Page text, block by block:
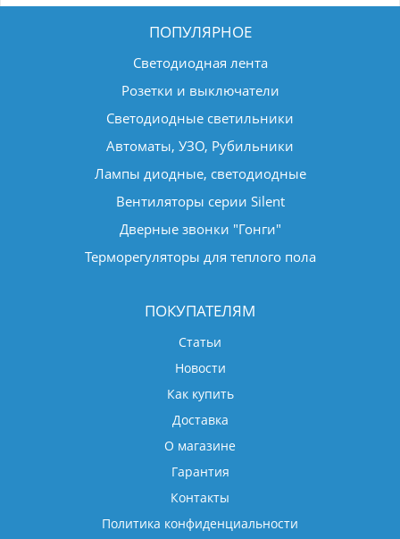
ПОПУЛЯРНОЕ
Светодиодная лента
Розетки и выключатели
Светодиодные светильники
Автоматы, УЗО, Рубильники
Лампы диодные, светодиодные
Вентиляторы серии Silent
Дверные звонки "Гонги"
Терморегуляторы для теплого пола
ПОКУПАТЕЛЯМ
Статьи
Новости
Как купить
Доставка
О магазине
Гарантия
Контакты
Политика конфиденциальности